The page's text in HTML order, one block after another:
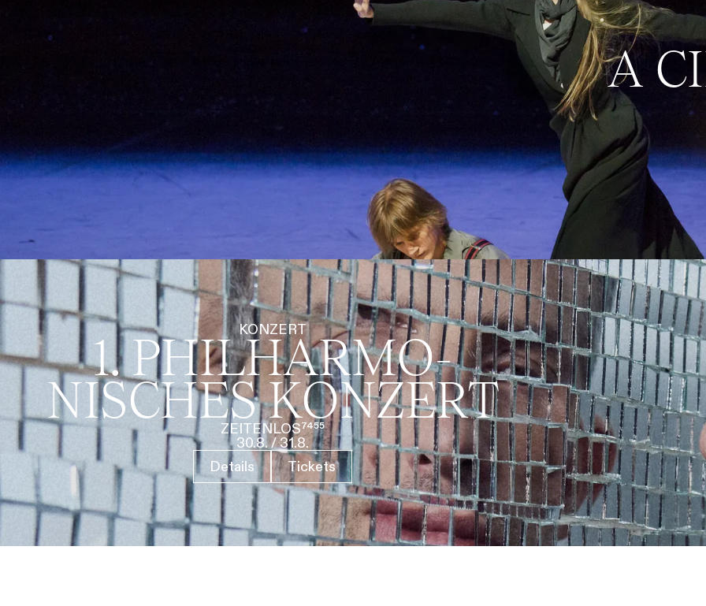
A
KONZERT
1. PHILHARMO­
NISCHES KONZERT
ZEITENLOS⁷⁴⁵⁵
30.8./31.8.
Details
Tickets